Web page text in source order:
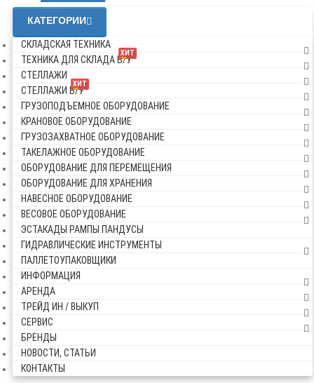
КАТЕГОРИИ
СКЛАДСКАЯ ТЕХНИКА
ХИТ
ТЕХНИКА ДЛЯ СКЛАДА Б/У
СТЕЛЛАЖИ
ХИТ
СТЕЛЛАЖИ Б/У
ГРУЗОПОДЪЕМНОЕ ОБОРУДОВАНИЕ
КРАНОВОЕ ОБОРУДОВАНИЕ
ГРУЗОЗАХВАТНОЕ ОБОРУДОВАНИЕ
ТАКЕЛАЖНОЕ ОБОРУДОВАНИЕ
ОБОРУДОВАНИЕ ДЛЯ ПЕРЕМЕЩЕНИЯ
ОБОРУДОВАНИЕ ДЛЯ ХРАНЕНИЯ
НАВЕСНОЕ ОБОРУДОВАНИЕ
ВЕСОВОЕ ОБОРУДОВАНИЕ
ЭСТАКАДЫ РАМПЫ ПАНДУСЫ
ГИДРАВЛИЧЕСКИЕ ИНСТРУМЕНТЫ
ПАЛЛЕТОУПАКОВЩИКИ
ИНФОРМАЦИЯ
АРЕНДА
ТРЕЙД ИН / ВЫКУП
СЕРВИС
БРЕНДЫ
НОВОСТИ, СТАТЬИ
КОНТАКТЫ